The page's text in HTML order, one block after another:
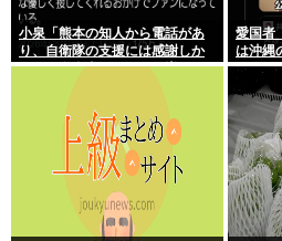
小泉「熊本の知人から電話があ
り、自衛隊の支援には感謝しか
ない、自衛隊のファンが増えて
愛国者
は沖縄
の？」